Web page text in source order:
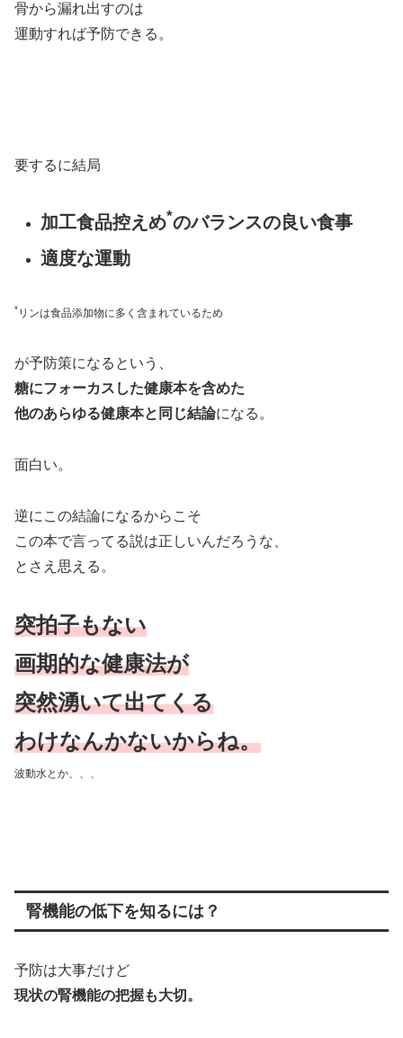
骨から漏れ出すのは
運動すれば予防できる。
要するに結局
加工食品控えめ*のバランスの良い食事
適度な運動
*リンは食品添加物に多く含まれているため
が予防策になるという、
糖にフォーカスした健康本を含めた
他のあらゆる健康本と同じ結論になる。
面白い。
逆にこの結論になるからこそ
この本で言ってる説は正しいんだろうな、
とさえ思える。
突拍子もない
画期的な健康法が
突然湧いて出てくる
わけなんかないからね。
波動水とか、、、
腎機能の低下を知るには？
予防は大事だけど
現状の腎機能の把握も大切。